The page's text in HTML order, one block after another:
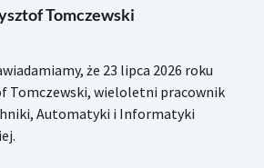
Tomczewski
że 23 lipca 2026 roku
Tomczewski, wieloletni pracownik
Automatyki i Informatyki